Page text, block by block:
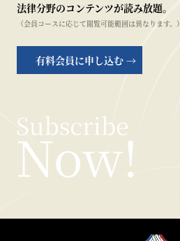
法律分野のコンテンツが読み放題。
（会員コースに応じて閲覧可能範囲は異なります。）
有料会員に申し込む →